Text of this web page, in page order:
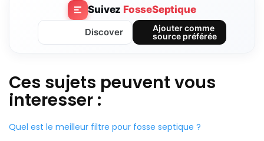
Suivez FosseSeptique
Discover
Ajouter comme
source préférée
Ces sujets peuvent vous
interesser :
Quel est le meilleur filtre pour fosse septique ?